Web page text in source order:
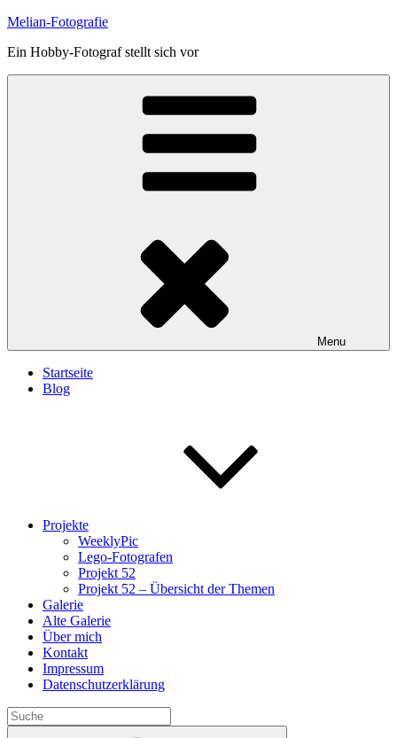
Skip
content
Melian-Fotografie
Ein Hobby-Fotograf stellt sich vor
Menu
Startseite
Blog
Projekte
WeeklyPic
Lego-Fotografen
Projekt 52
Projekt 52 – Übersicht der Themen
Galerie
Alte Galerie
Über mich
Kontakt
Impressum
Datenschutzerklärung
Search
for: